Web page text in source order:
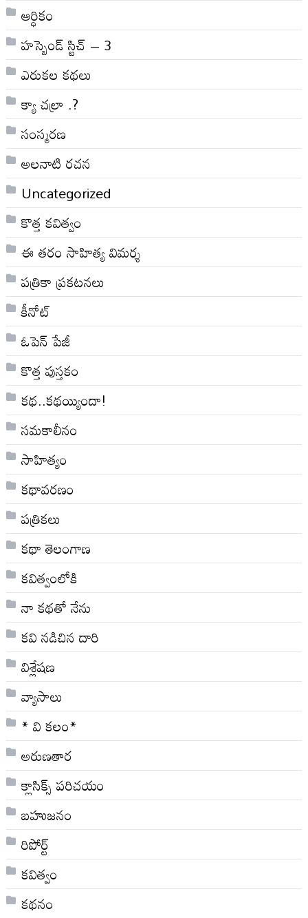
ఆర్ధికం
హస్బెండ్ స్టిచ్ – 3
ఎరుకల కథలు
క్యా చల్రా .?
సంస్మరణ
అలనాటి రచన
Uncategorized
కొత్త కవిత్వం
ఈ తరం సాహిత్య విమర్శ
పత్రికా ప్రకటనలు
కీనోట్
ఓపెన్ పేజీ
కొత్త పుస్తకం
కథ..కథయ్యిందా!
సమకాలీనం
సాహిత్యం
కథావరణం
పత్రికలు
కథా తెలంగాణ
కవిత్వంలోకి
నా క‌థ‌తో నేను
కవి నడిచిన దారి
విశ్లేషణ
వ్యాసాలు
* వి క‌లం*
అరుణతార
క్లాసిక్స్ ప‌రిచ‌యం
బహుజనం
రిపోర్ట్
కవిత్వం
కథనం